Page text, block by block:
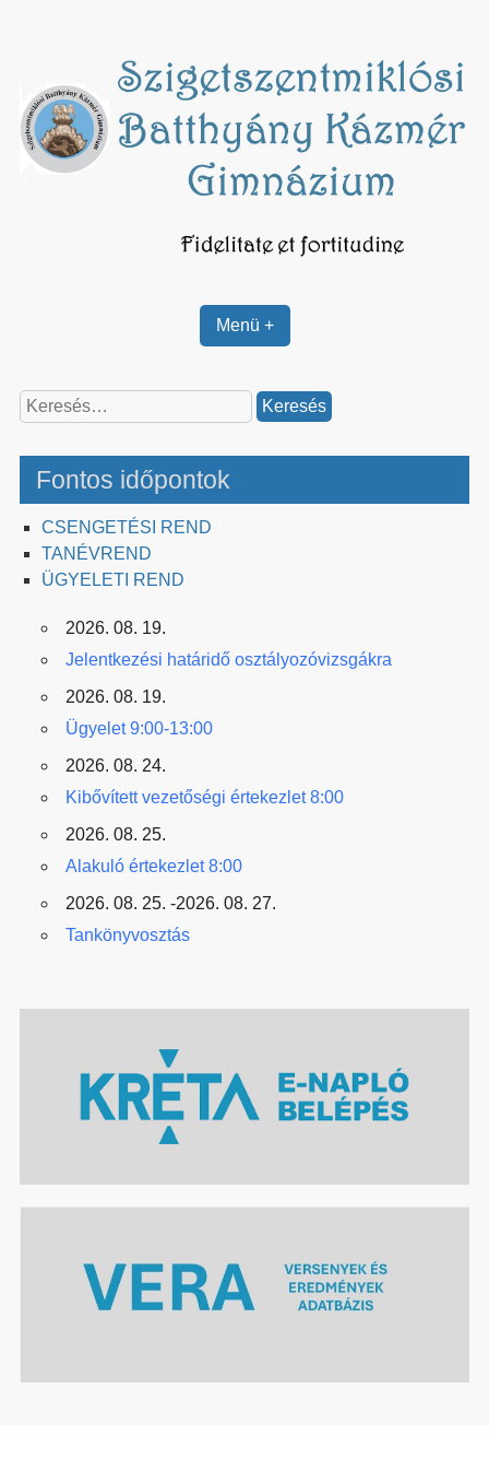
Menü +
Keresés:
Fontos időpontok
CSENGETÉSI REND
TANÉVREND
ÜGYELETI REND
2026. 08. 19.
Jelentkezési határidő osztályozóvizsgákra
2026. 08. 19.
Ügyelet 9:00-13:00
2026. 08. 24.
Kibővített vezetőségi értekezlet 8:00
2026. 08. 25.
Alakuló értekezlet 8:00
2026. 08. 25. -2026. 08. 27.
Tankönyvosztás